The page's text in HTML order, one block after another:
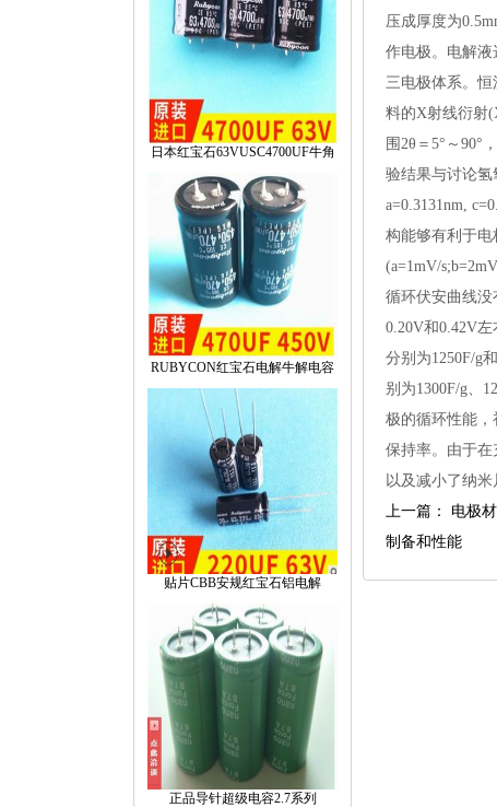
日本红宝石63VUSC4700UF牛角
RUBYCON红宝石电解牛解电容
贴片CBB安规红宝石铝电解
正品导针超级电容2.7系列
压成厚度为
作电极。电解液
三电极体系。
料的X射线衍射
围2θ＝5°～90°
验结果与讨论氢
构能够有利于
(a=1mV/
循环伏安曲线
0.20V和0.42V
分别为1250F/g
别为1300F/g、
极的循环性能，
保持率。由于
以及减小了纳米
上一篇：电极
制备和性能